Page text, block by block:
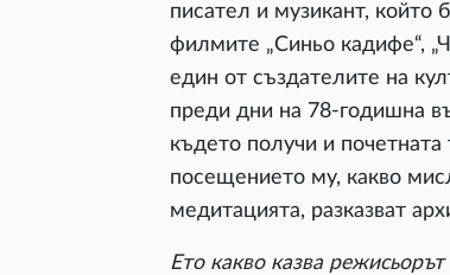
писател и музикант, който
филмите „Синьо кадифе“,
един от създателите на
преди дни на 78-годишна
където получи и
посещението му, какво
медитацията, разказват
Ето какво казва